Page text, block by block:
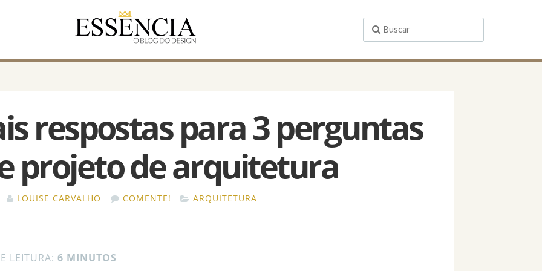
respostas para 3 perguntas
projeto de arquitetura
LOUISE CARVALHO COMENTE! ARQUITETURA
LEITURA: 6 MINUTOS